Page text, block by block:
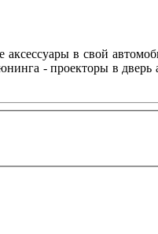
в свой
- проекторы в